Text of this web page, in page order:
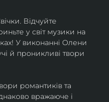
Відчуйте
у світ музики на
У виконанні Олени
й проникливі твори
романтиків та
вражаюче і